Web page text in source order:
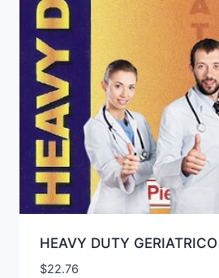
HEAVY DUTY GERIATRICO
$22.76